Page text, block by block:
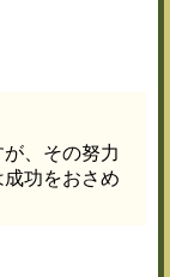
、その努力
功をおさめ